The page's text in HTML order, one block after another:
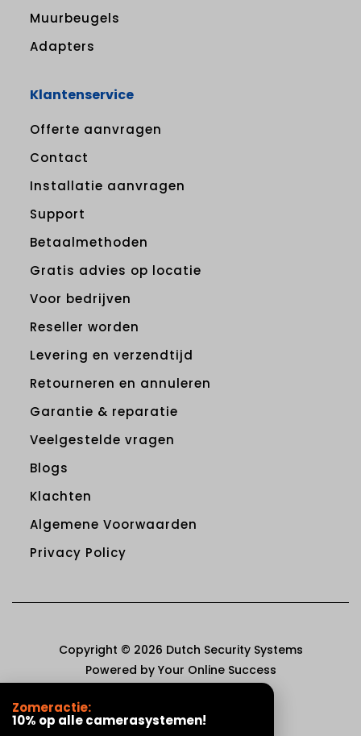
Muurbeugels
Adapters
Klantenservice
Offerte aanvragen
Contact
Installatie aanvragen
Support
Betaalmethoden
Gratis advies op locatie
Voor bedrijven
Reseller worden
Levering en verzendtijd
Retourneren en annuleren
Garantie & reparatie
Veelgestelde vragen
Blogs
Klachten
Algemene Voorwaarden
Privacy Policy
Copyright © 2026 Dutch Security Systems
Powered by Your Online Success
Zomeractie:
10% op alle camerasystemen!